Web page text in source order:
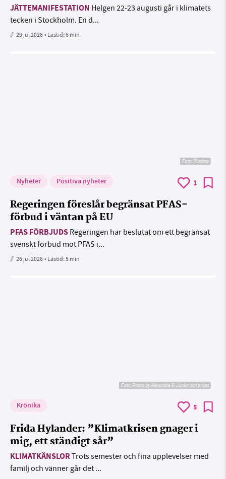
JÄTTEMANIFESTATION Helgen 22-23 augusti går i klimatets
tecken i Stockholm. En d...
29 jul 2026• Lästid:6 min
Foto:Pixabay
Nyheter Positiva nyheter 1
Regeringen föreslår begränsat PFAS-
förbud i väntan på EU
PFAS FÖRBJUDS Regeringen har beslutat om ett begränsat
svenskt förbud mot PFAS i...
26 jul 2026• Lästid:5 min
Foto:Photo by Alexandre P. Junior och privat
Krönika 5
Frida Hylander: ”Klimatkrisen gnager i
mig, ett ständigt sår”
KLIMATKÄNSLORTrots semester och fina upplevelser med
familj och vänner går det ...